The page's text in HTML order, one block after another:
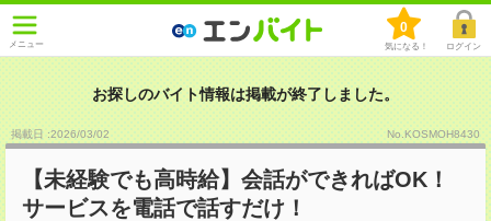
メニュー
0
気になる！ ログイン
お探しのバイト情報は掲載が終了しました。
掲載日 :2026/03/02 No.KOSMOH8430
【未経験でも高時給】会話ができればOK！
サービスを電話で話すだけ！